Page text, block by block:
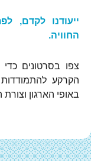
ייעודנו לקדם,
החוויה.
צפו בסרטונים
הקרקע להתמודדות
באופי הארגון